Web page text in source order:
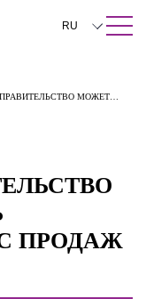
Закрыть
RU
中文
Español
МОЖЕТ
ПРОДАЖ